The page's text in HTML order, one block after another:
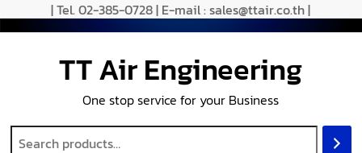
to
| Tel. 02-385-0728 | E-mail : sales@ttair.co.th |
TT Air Engineering
One stop service for your Business